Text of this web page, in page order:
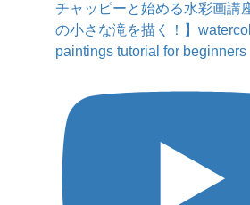
チャッピーと始める水彩画講
の小さな滝を描く！】
paintings tutorial for beginners